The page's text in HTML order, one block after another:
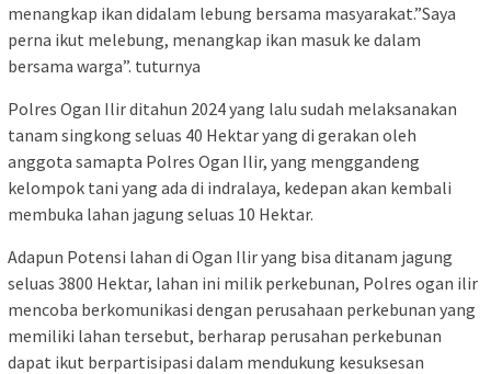
menangkap ikan didalam lebung bersama masyarakat.”Saya
perna ikut melebung, menangkap ikan masuk ke dalam
bersama warga”. tuturnya
Polres Ogan Ilir ditahun 2024 yang lalu sudah melaksanakan
tanam singkong seluas 40 Hektar yang di gerakan oleh
anggota samapta Polres Ogan Ilir, yang menggandeng
kelompok tani yang ada di indralaya, kedepan akan kembali
membuka lahan jagung seluas 10 Hektar.
Adapun Potensi lahan di Ogan Ilir yang bisa ditanam jagung
seluas 3800 Hektar, lahan ini milik perkebunan, Polres ogan ilir
mencoba berkomunikasi dengan perusahaan perkebunan yang
memiliki lahan tersebut, berharap perusahan perkebunan
dapat ikut berpartisipasi dalam mendukung kesuksesan